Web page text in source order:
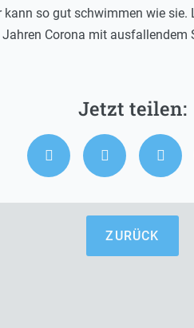
so gut schwimmen wie
Corona mit
ZURÜCK